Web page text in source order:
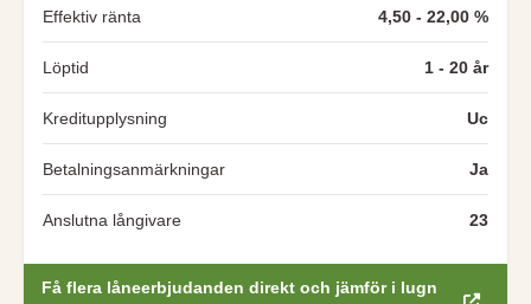
Effektiv ränta 4,50 - 22,00 %
Löptid 1 - 20 år
Kreditupplysning Uc
Betalningsanmärkningar Ja
Anslutna långivare 23
Få flera låneerbjudanden direkt och jämför i lugn